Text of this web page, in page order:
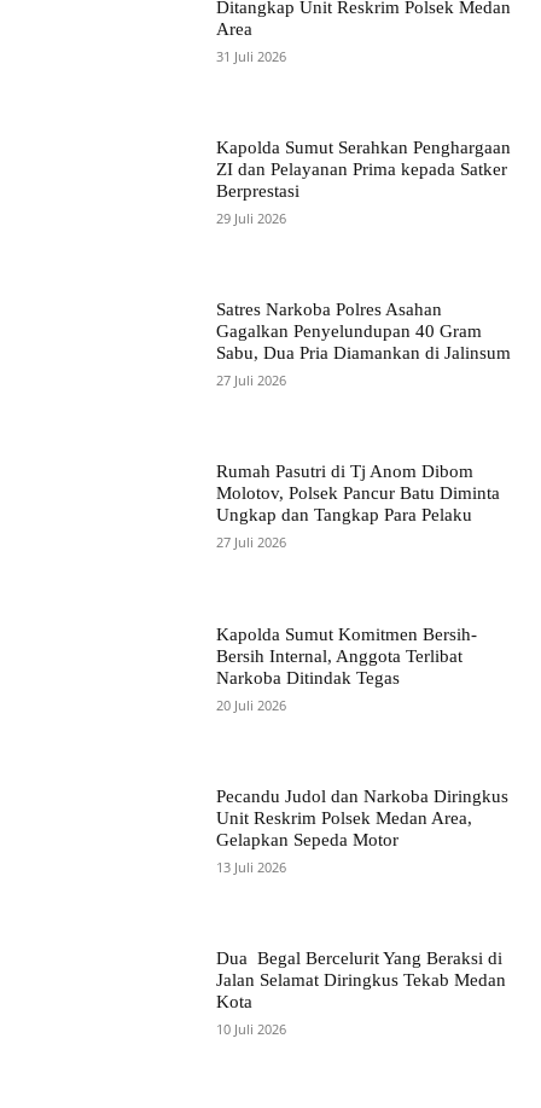
Ditangkap Unit Reskrim Polsek Medan
Area
31 Juli 2026
Kapolda Sumut Serahkan Penghargaan
ZI dan Pelayanan Prima kepada Satker
Berprestasi
29 Juli 2026
Satres Narkoba Polres Asahan
Gagalkan Penyelundupan 40 Gram
Sabu, Dua Pria Diamankan di Jalinsum
27 Juli 2026
Rumah Pasutri di Tj Anom Dibom
Molotov, Polsek Pancur Batu Diminta
Ungkap dan Tangkap Para Pelaku
27 Juli 2026
Kapolda Sumut Komitmen Bersih-
Bersih Internal, Anggota Terlibat
Narkoba Ditindak Tegas
20 Juli 2026
Pecandu Judol dan Narkoba Diringkus
Unit Reskrim Polsek Medan Area,
Gelapkan Sepeda Motor
13 Juli 2026
Dua Begal Bercelurit Yang Beraksi di
Jalan Selamat Diringkus Tekab Medan
Kota
10 Juli 2026